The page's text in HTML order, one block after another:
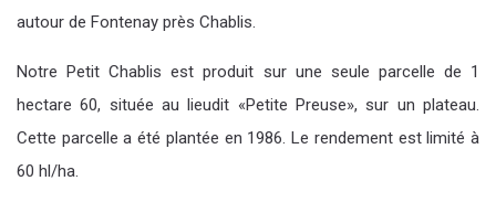
autour de Fontenay près Chablis.
NotrePetit Chablis est produit sur une seule parcelle de 1
hectare 60, située au lieudit «Petite Preuse», sur un plateau.
Cette parcelle a été plantée en 1986. Le rendement est limité à
60 hl/ha.